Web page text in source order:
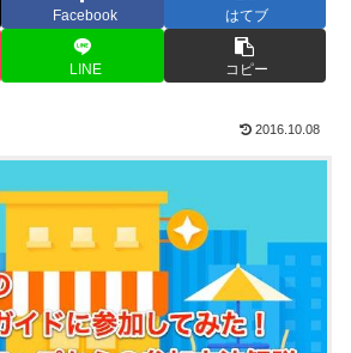
Facebook はてブ
LINE コピー
2016.10.08